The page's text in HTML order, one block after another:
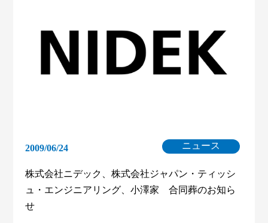
2009/06/24 ニュース
株式会社ニデック、株式会社ジャパン・ティッシ
ュ・エンジニアリング、小澤家 合同葬のお知ら
せ